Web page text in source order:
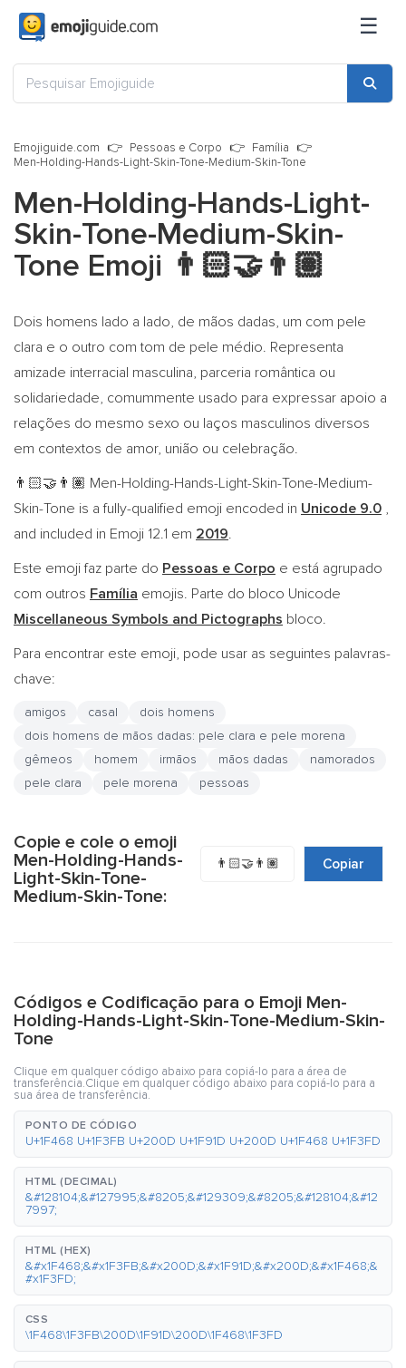
☰
Emojiguide.com Pessoas e Corpo
Família
Men-Holding-Hands-Light-Skin-Tone-Medium-Skin-Tone
Men-Holding-Hands-Light-
Skin-Tone-Medium-Skin-
Tone Emoji 👨🏻‍🤝‍👨🏽
Dois homens lado a lado, de mãos dadas, um com pele
clara e o outro com tom de pele médio. Representa
amizade interracial masculina, parceria romântica ou
solidariedade, comummente usado para expressar apoio a
relações do mesmo sexo ou laços masculinos diversos
em contextos de amor, união ou celebração.
👨🏻‍🤝‍👨🏽 Men-Holding-Hands-Light-Skin-Tone-Medium-
Skin-Tone is a fully-qualified emoji encoded in Unicode 9.0 ,
and included in Emoji 12.1 em 2019.
Este emoji faz parte do Pessoas e Corpo e está agrupado
com outros Família emojis. Parte do bloco Unicode
Miscellaneous Symbols and Pictographs bloco.
Para encontrar este emoji, pode usar as seguintes palavras-
chave:
amigos casal
dois homens
dois homens de mãos dadas: pele clara e pele morena
gêmeos
homem irmãos mãos dadas
namorados
pele clara
pele morena pessoas
Copie e cole o emoji
Men-Holding-Hands-
Light-Skin-Tone-
Medium-Skin-Tone:
👨🏻‍🤝‍👨🏽 Copiar
Códigos e Codificação para o Emoji Men-
Holding-Hands-Light-Skin-Tone-Medium-Skin-
Tone
Clique em qualquer código abaixo para copiá-lo para a área de
transferência.Clique em qualquer código abaixo para copiá-lo para a
sua área de transferência.
PONTO DE CÓDIGO
U+1F468 U+1F3FB U+200D U+1F91D U+200D U+1F468 U+1F3FD
HTML (DECIMAL)
&#128104;&#127995;&#8205;&#129309;&#8205;&#128104;&#12
7997;
HTML (HEX)
&#x1F468;&#x1F3FB;&#x200D;&#x1F91D;&#x200D;&#x1F468;&
#x1F3FD;
CSS
\1F468\1F3FB\200D\1F91D\200D\1F468\1F3FD